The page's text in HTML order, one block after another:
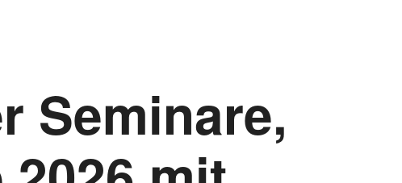
Seminare,